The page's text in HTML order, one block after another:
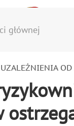
głównej
OD